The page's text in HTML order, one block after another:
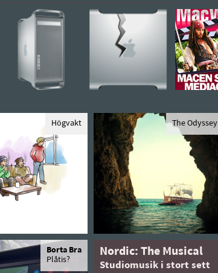
Högvakt The Odyssey
Borta Bra
Plåtis?
Nordic: The Musical
Studiomusik i stort sett